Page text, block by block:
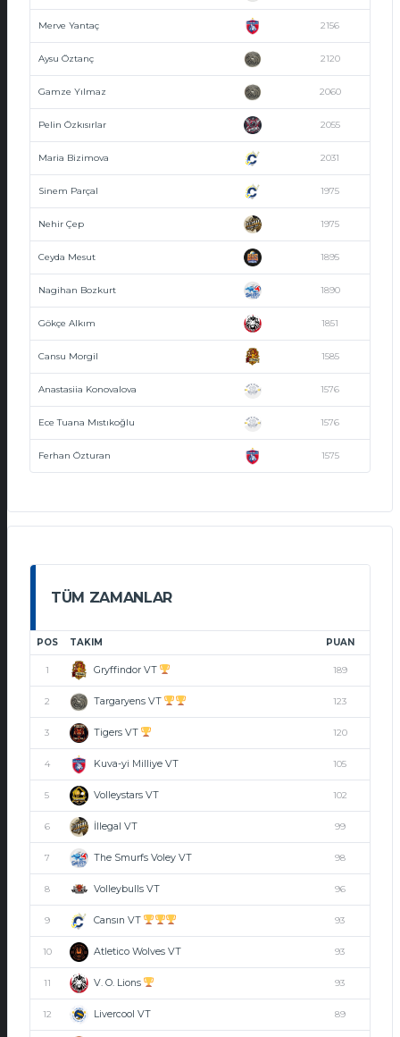
Merve Yantaç 2156
Aysu Öztanç 2120
Gamze Yılmaz 2060
Pelin Özkısırlar 2055
Maria Bizimova 2031
Sinem Parçal 1975
Nehir Çep 1975
Ceyda Mesut 1895
Nagihan Bozkurt 1890
Gökçe Alkım 1851
Cansu Morgil 1585
Anastasiia Konovalova 1576
Ece Tuana Mıstıkoğlu 1576
Ferhan Özturan 1575
TÜM ZAMANLAR
POS TAKIM PUAN
1 Gryffindor VT 189
2 Targaryens VT 123
3 Tigers VT 120
4 Kuva-yi Milliye VT 105
5 Volleystars VT 102
6 İllegal VT 99
7 The Smurfs Voley VT 98
8 Volleybulls VT 96
9 Cansın VT 93
10 Atletico Wolves VT 93
11 V. O. Lions 93
12 Livercool VT 89